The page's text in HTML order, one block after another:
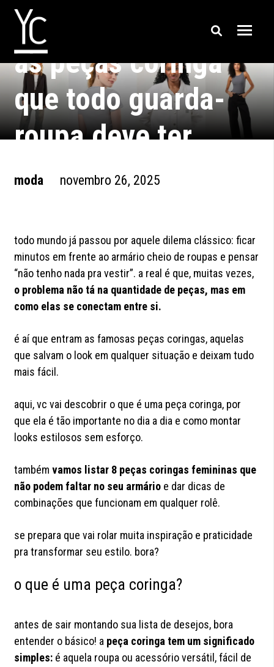
as peças coringa
que todo guarda-
roupa deve ter
moda novembro 26, 2025
todo mundo já passou por aquele dilema clássico: ficar
minutos em frente ao armário cheio de roupas e pensar
“não tenho nada pra vestir”. a real é que, muitas vezes,
o problema não tá na quantidade de peças, mas em
como elas se conectam entre si.
é aí que entram as famosas peças coringas, aquelas
que salvam o look em qualquer situação e deixam tudo
mais fácil.
aqui, vc vai descobrir o que é uma peça coringa, por
que ela é tão importante no dia a dia e como montar
looks estilosos sem esforço.
tambémvamos listar 8 peças coringas femininas que
não podem faltar no seu armário e dar dicas de
combinações que funcionam em qualquer rolê.
se prepara que vai rolar muita inspiração e praticidade
pra transformar seu estilo. bora?
o que é uma peça coringa?
antes de sair montando sua lista de desejos, bora
entender o básico! a peça coringa tem um significado
simples: é aquela roupa ou acessório versátil, fácil de